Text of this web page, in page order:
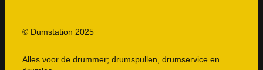
© Dumstation 2025
Alles voor de drummer; drumspullen, drumservice en